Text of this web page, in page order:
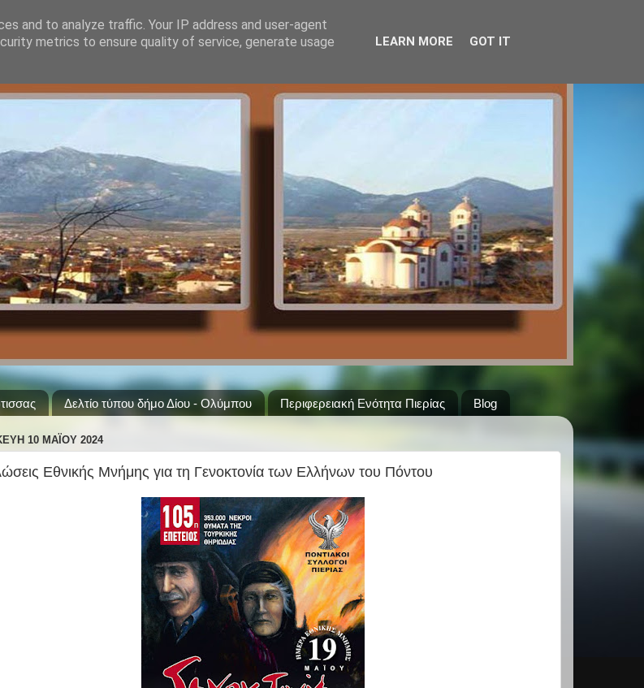
Δελτίο τύπου δήμο Δίου - Ολύμπου Περιφερειακή Ενότητα Πιερίας Blog
10 ΜΑΪ́ΟΥ 2024
Εθνικής Μνήμης για τη Γενοκτονία των Ελλήνων του Πόντου
and to analyze traffic. Your IP address and user-agent
metrics to ensure quality of service, generate usage
LEARN MORE GOT IT